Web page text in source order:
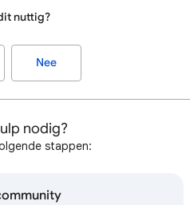
nuttig?
Nee
nodig?
stappen: